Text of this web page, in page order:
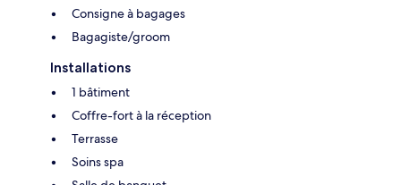
Consigne à bagages
Bagagiste/groom
Installations
1 bâtiment
Coffre-fort à la réception
Terrasse
Soins spa